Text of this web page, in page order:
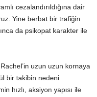
cezalandırıldığına dair
Yine berbat bir trafiğin
da psikopat karakter ile
uzun uzun kornaya
bir takibin nedeni
hızlı, aksiyon yapısı ile